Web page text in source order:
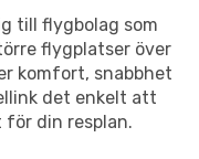
till flygbolag som
flygplatser över
komfort, snabbhet
det enkelt att
för din resplan.